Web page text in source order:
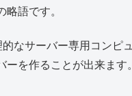
語です。
なサーバー専用コンピ
を作ることが出来ます。